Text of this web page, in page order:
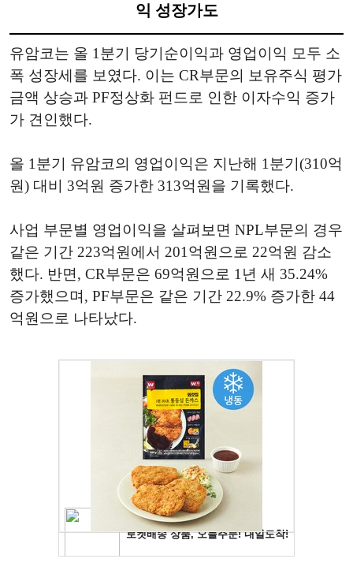
익 성장가도
유암코는 올 1분기 당기순이익과 영업이익 모두 소
폭 성장세를 보였다. 이는 CR부문의 보유주식 평가
금액 상승과 PF정상화 펀드로 인한 이자수익 증가
가 견인했다.
올 1분기 유암코의 영업이익은 지난해 1분기(310억
원) 대비 3억원 증가한 313억원을 기록했다.
사업 부문별 영업이익을 살펴보면 NPL부문의 경우
같은 기간 223억원에서 201억원으로 22억원 감소
했다. 반면, CR부문은 69억원으로 1년 새 35.24%
증가했으며, PF부문은 같은 기간 22.9% 증가한 44
억원으로 나타났다.